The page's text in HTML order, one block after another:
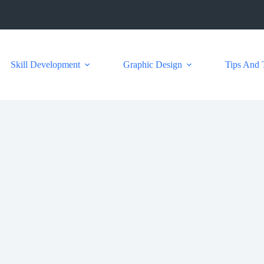
Skill Development Graphic Design Tips And